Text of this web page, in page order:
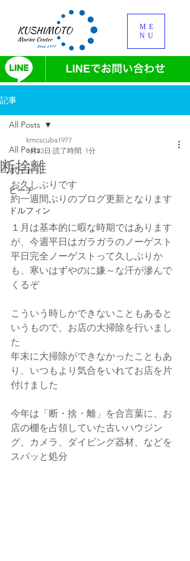
ME
NU
記事
All Posts
ボート
ビーチ
ドルフィン
All Posts
断捨離
kmcscuba1977
1月23日 読了時間: 1分
お久しぶりです
約一週間ぶりのブログ更新となります
１月は基本的に暇な時期ではあります
が、今週平日はガラガラのノーゲスト
平日完全ノーゲストって久しぶりか
も、寒いはずやのに嫌～な汗が滲んで
くるぞ
こういう時しかできないこともあると
いうもので、お店の大掃除を行いまし
た
年末に大掃除ができなかったこともあ
り、いつもより気合をいれてお店を片
付けました
今年は「断・捨・離」を合言葉に、お
店の棚を占領していた古いハウジン
グ、カメラ、ダイビング器材、などを
スパッと処分